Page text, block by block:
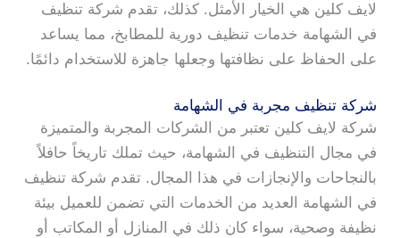
لايف كلين هي الخيار الأمثل. كذلك، تقدم شركة تنظيف
في الشهامة خدمات تنظيف دورية للمطابخ، مما يساعد
على الحفاظ على نظافتها وجعلها جاهزة للاستخدام دائمًا.
شركة تنظيف مجربة في الشهامة
شركة لايف كلين تعتبر من الشركات المجربة والمتميزة
في مجال التنظيف في الشهامة، حيث تملك تاريخاً حافلاً
بالنجاحات والإنجازات في هذا المجال. تقدم شركة تنظيف
في الشهامة العديد من الخدمات التي تضمن للعميل بيئة
نظيفة وصحية، سواء كان ذلك في المنازل أو المكاتب أو